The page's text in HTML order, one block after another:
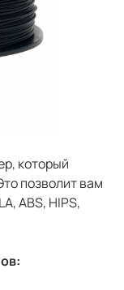
который
позволит вам
ABS, HIPS,